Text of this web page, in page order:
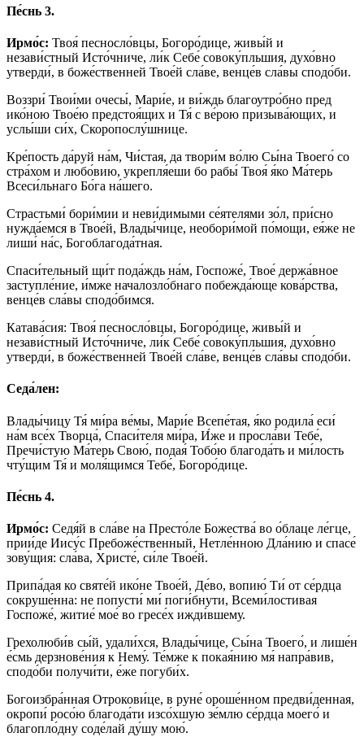
Пе́снь 3.
Ирмо́с: Твоя́ песносло́вцы, Богоро́дице, живы́й и
незави́стный Исто́чниче, ли́к Себе́ совоку́пльшия, духо́вно
утверди́, в боже́ственней Твое́й сла́ве, венце́в сла́вы сподо́би.
Воззри́ Твои́ми очесы́, Мари́е, и ви́ждь благоутро́бно пред
ико́ною Твое́ю предстоя́щих и Тя́ с ве́рою призыва́ющих, и
услы́ши си́х, Скоропослу́шнице.
Кре́пость да́руй на́м, Чи́стая, да твори́м во́лю Сы́на Твоего́ со
стра́хом и любо́вию, укрепля́еши бо рабы́ Твоя́ я́ко Ма́терь
Всеси́льнаго Бо́га на́шего.
Страстьми́ бори́мии и неви́димыми се́ятелями зо́л, при́сно
нужда́емся в Твое́й, Влады́чице, необори́мой по́мощи, ея́же не
лиши́ на́с, Богоблагода́тная.
Спаси́тельный щи́т пода́ждь на́м, Госпоже́, Твое́ держа́вное
заступле́ние, и́мже началозло́бнаго побежда́юще кова́рства,
венце́в сла́вы сподо́бимся.
Катава́сия: Твоя́ песносло́вцы, Богоро́дице, живы́й и
незави́стный Исто́чниче, ли́к Себе́ совоку́пльшия, духо́вно
утверди́, в боже́ственней Твое́й сла́ве, венце́в сла́вы сподо́би.
Седа́лен:
Влады́чицу Тя́ ми́ра ве́мы, Мари́е Всепе́тая, я́ко родила́ еси́
на́м все́х Творца́, Спаси́теля ми́ра, И́же и просла́ви Тебе́,
Пречи́стую Ма́терь Свою́, подая́ Тобо́ю благода́ть и ми́лость
чту́щим Тя́ и моля́щимся Тебе́, Богоро́дице.
Пе́снь 4.
Ирмо́с: Седя́й в сла́ве на Престо́ле Божества́ во о́блаце ле́гце,
прии́де Иису́с Пребоже́ственный, Нетле́нною Дла́нию и спасе́
зову́щия: сла́ва, Христе́, си́ле Твое́й.
Припа́дая ко святе́й ико́не Твое́й, Де́во, вопию́ Ти́ от се́рдца
сокруше́нна: не попусти́ ми́ поги́бнути, Всеми́лостивая
Госпоже́, житие́ мое́ во гресе́х ижди́вшему.
Грехолюби́в сы́й, удали́хся, Влады́чице, Сы́на Твоего́, и лише́н
е́смь дерзнове́ния к Нему́. Те́мже к покая́нию мя́ напра́вив,
сподо́би получи́ти, е́же погуби́х.
Богоизбра́нная Отрокови́це, в руне́ ороше́нном предви́денная,
окропи́ росо́ю благода́ти изсо́хшую зе́млю се́рдца моего́ и
благопло́дну соде́лай ду́шу мою́.